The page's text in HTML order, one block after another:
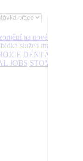
na nové pozice
služeb inzerentům
DENTÁLNÍ
JOBS STOMATEAM